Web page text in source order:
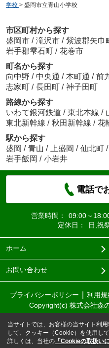
学校 > 盛岡市立青山小学校
市区町村から探す
盛岡市 / 滝沢市 / 紫波郡矢巾
岩手郡雫石町 / 花巻市
町名から探す
向中野 / 中央通 / 本町通 / 前
志家町 / 長田町 / 神子田町
路線から探す
いわて銀河鉄道 / 東北本線 /
東北新幹線 / 秋田新幹線 / 花
駅から探す
盛岡 / 青山 / 上盛岡 / 仙北町 /
岩手飯岡 / 小岩井
電話で
営業時間：
09:00～
定休日：
日,祝
ホーム
お問い合わせ
プライバシーポリシー 利用規
Copyright(c) 株式会社森
当サイトでは、お客様の当サイト利
して、クッキー（Cookie）を使用して
詳しくは、当社の 「Cookieの取扱い